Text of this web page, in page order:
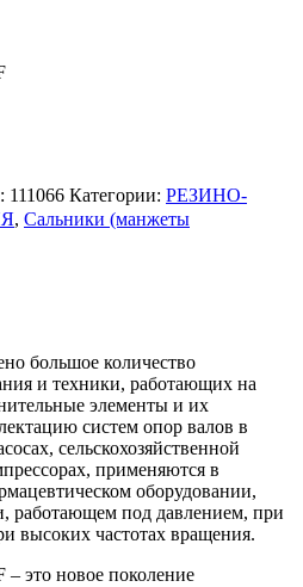
111066 Категории: РЕЗИНО-
, Сальники (манжеты
большое количество
и техники, работающих на
элементы и их
систем опор валов в
сельскохозяйственной
применяются в
оборудовании,
работающем под давлением, при
высоких частотах вращения.
это новое поколение